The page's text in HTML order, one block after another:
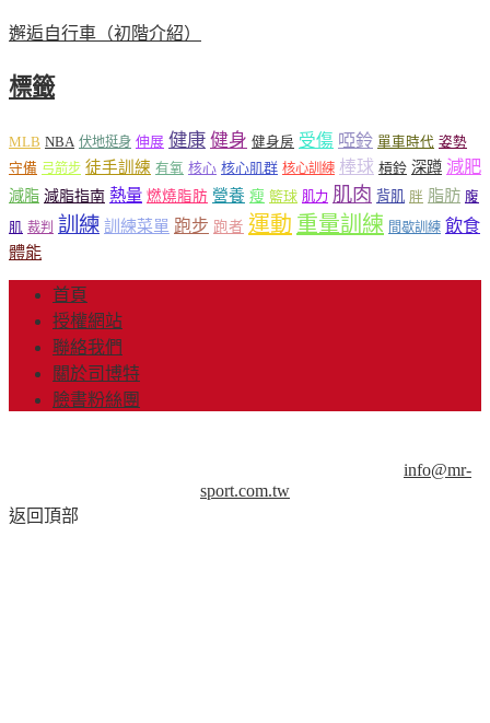
邂逅自行車（初階介紹）
標籤
MLB NBA 伏地挺身 伸展 健康 健身 健身房 受傷 啞鈴 單車時代 姿勢
守備 弓箭步 徒手訓練 有氧 核心 核心肌群 核心訓練 棒球 槓鈴 深蹲 減肥
減脂 減脂指南 熱量 燃燒脂肪 營養 瘦 籃球 肌力 肌肉 背肌 胖 脂肪 腹
肌 裁判 訓練 訓練菜單 跑步 跑者 運動 重量訓練 間歇訓練 飲食
體能
首頁
授權網站
聯絡我們
關於司博特
臉書粉絲團
info@mr-
sport.com.tw
返回頂部